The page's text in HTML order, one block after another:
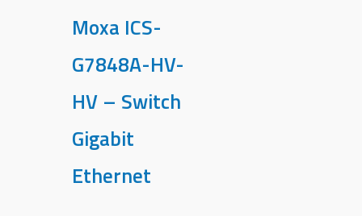
Moxa ICS-
G7848A-HV-
HV – Switch
Gigabit
Ethernet